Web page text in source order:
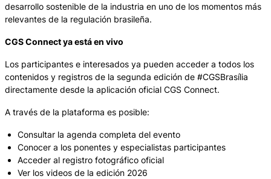
desarrollo sostenible de la industria en uno de los momentos más
relevantes de la regulación brasileña.
CGS Connect ya está en vivo
Los participantes e interesados ya pueden acceder a todos los
contenidos y registros de la segunda edición de #CGSBrasília
directamente desde la aplicación oficial CGS Connect.
A través de la plataforma es posible:
Consultar la agenda completa del evento
Conocer a los ponentes y especialistas participantes
Acceder al registro fotográfico oficial
Ver los videos de la edición 2026